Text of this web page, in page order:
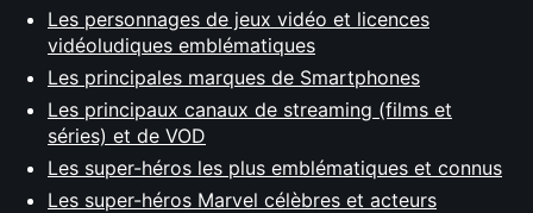
Les personnages de jeux vidéo et licences
vidéoludiques emblématiques
Les principales marques de Smartphones
Les principaux canaux de streaming (films et
séries) et de VOD
Les super-héros les plus emblématiques et connus
Les super-héros Marvel célèbres et acteurs